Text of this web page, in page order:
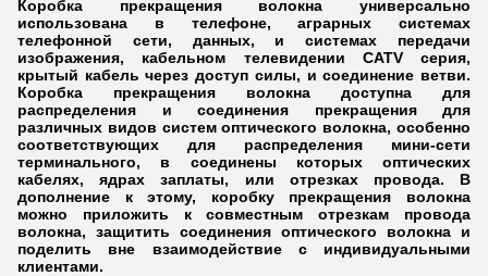
Коробка прекращения волокна универсально
использована в телефоне, аграрных системах
телефонной сети, данных, и системах передачи
изображения, кабельном телевидении CATV серия,
крытый кабель через доступ силы, и соединение ветви.
Коробка прекращения волокна доступна для
распределения и соединения прекращения для
различных видов систем оптического волокна, особенно
соответствующих для распределения мини-сети
терминального, в соединены которых оптических
кабелях, ядрах заплаты, или отрезках провода. В
дополнение к этому, коробку прекращения волокна
можно приложить к совместным отрезкам провода
волокна, защитить соединения оптического волокна и
поделить вне взаимодействие с индивидуальными
клиентами.